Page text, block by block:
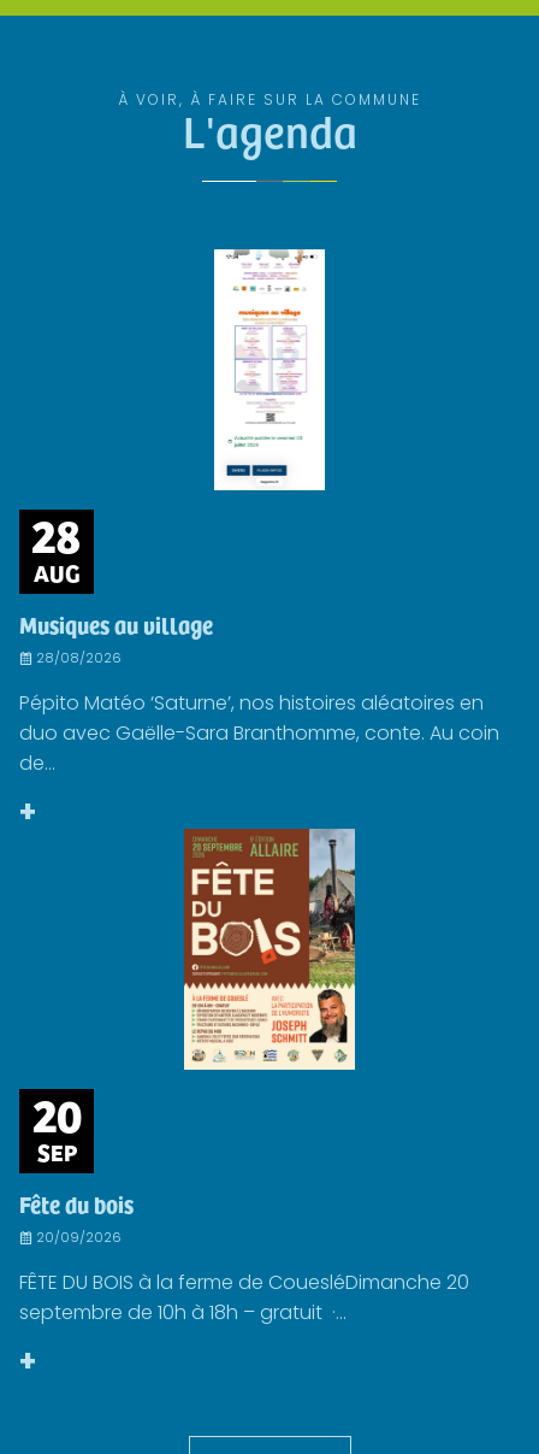
À VOIR, À FAIRE SUR LA COMMUNE
L'agenda
28
AUG
Musiques au village
28/08/2026
Pépito Matéo ‘Saturne’, nos histoires aléatoires en
duo avec Gaëlle-Sara Branthomme, conte. Au coin
de...
+
20
SEP
Fête du bois
20/09/2026
FÊTE DU BOIS à la ferme de CouesléDimanche 20
septembre de 10h à 18h – gratuit ·...
+